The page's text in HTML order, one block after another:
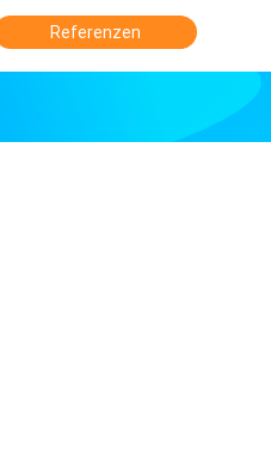
Referenzen